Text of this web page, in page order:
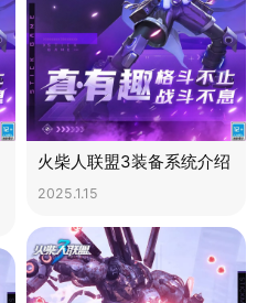
火柴人联盟3装备系统介绍
2025.1.15